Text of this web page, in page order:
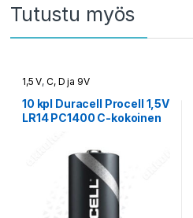
Tutustu myös
1,5 V,C, D ja 9V
10 kpl Duracell Procell 1,5V
LR14 PC1400 C-kokoinen